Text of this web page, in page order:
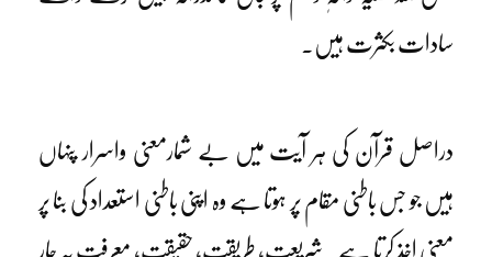
سادات بکثرت ہیں۔
دراصل قرآن کی ہر آیت میں بے شمارمعنی واسرار پنہاں
ہیں جو جس باطنی مقام پر ہوتا ہے وہ اپنی باطنی استعداد کی بنا پر
معنی اخذ کرتا ہے۔ شریعت، طریقت، حقیقت، معرفت یہ چار